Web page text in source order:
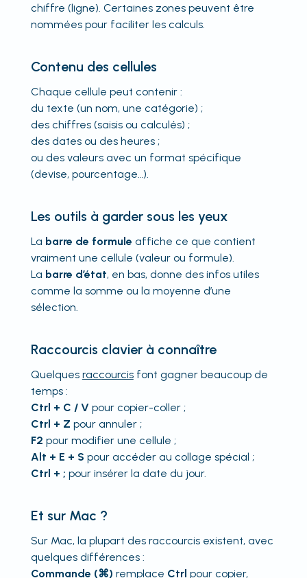
chiffre (ligne). Certaines zones peuvent être
nommées pour faciliter les calculs.
Contenu des cellules
Chaque cellule peut contenir :
du texte (un nom, une catégorie) ;
des chiffres (saisis ou calculés) ;
des dates ou des heures ;
ou des valeurs avec un format spécifique
(devise, pourcentage…).
Les outils à garder sous les yeux
La barre de formule affiche ce que contient
vraiment une cellule (valeur ou formule).
La barre d’état, en bas, donne des infos utiles
comme la somme ou la moyenne d’une
sélection.
Raccourcis clavier à connaître
Quelques raccourcisfont gagner beaucoup de
temps :
Ctrl + C / Vpour copier-coller ;
Ctrl + Z pour annuler ;
F2 pour modifier une cellule ;
Alt + E + S pour accéder au collage spécial ;
Ctrl + ; pour insérer la date du jour.
Et sur Mac ?
Sur Mac, la plupart des raccourcis existent, avec
quelques différences :
Commande (⌘) remplace Ctrl pour copier,